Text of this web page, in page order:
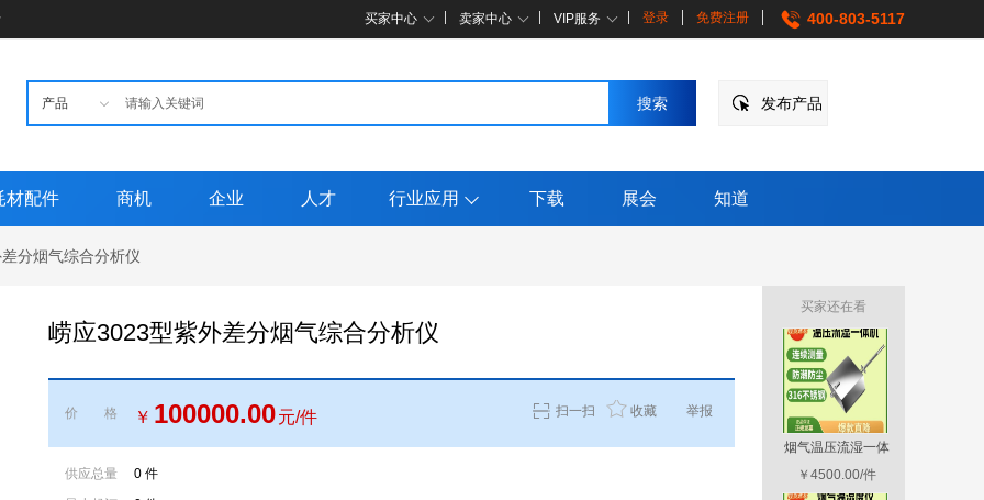
买家中心 卖家中心 VIP服务 登录 免费注册 400-803-5117
发布产品
材配件 商机 企业 人才 行业应用 下载 展会 知道
分烟气综合分析仪
崂应3023型紫外差分烟气综合分析仪
价格 ￥ 100000.00元/件 扫一扫 收藏 举报
供应总量
0 件
买家还在看
烟气中NH3分析系
烟气温压流湿一体
监测
￥4500.00/件